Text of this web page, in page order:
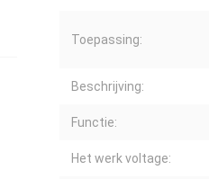
Toepassing:
Beschrijving:
Functie:
Het werk voltage: